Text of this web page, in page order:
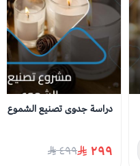
دراسة جدوى تصنيع الشموع
٢٩٩ ٤٩٩